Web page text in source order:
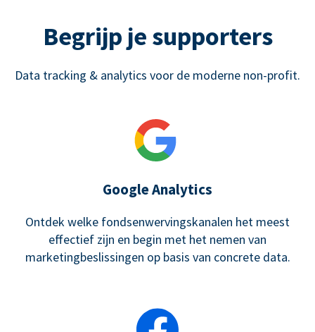
Begrijp je supporters
Data tracking & analytics voor de moderne non-profit.
Google Analytics
Ontdek welke fondsenwervingskanalen het meest
effectief zijn en begin met het nemen van
marketingbeslissingen op basis van concrete data.